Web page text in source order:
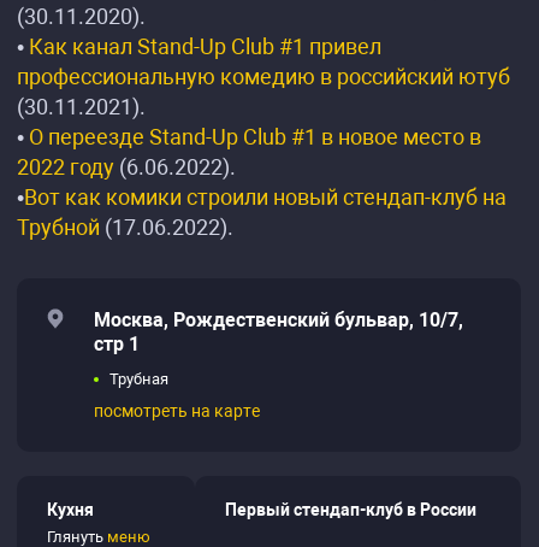
(30.11.2020).
• Как канал Stand-Up Club #1 привел
профессиональную комедию в российский ютуб
(30.11.2021).
• О переезде Stand-Up Club #1 в новое место в
2022 году (6.06.2022).
•Вот как комики строили новый стендап-клуб на
Трубной (17.06.2022).
Москва, Рождественский бульвар, 10/7,
стр 1
Трубная
посмотреть на карте
Кухня
Глянуть меню
Первый стендап-клуб в России